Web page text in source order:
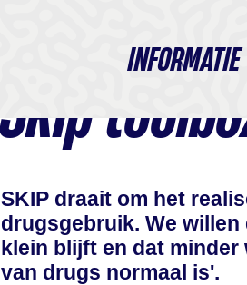
INFORMATIE
Skip
SKIP draait om het
drugsgebruik. We
klein blijft en dat
van drugs normaal is'.